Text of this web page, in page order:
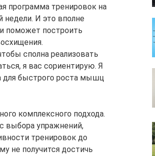
программа тренировок на
недели. И это вполне
поможет построить
сполна реализовать
я вас сориентирую. Я
для быстрого роста мышц
комплексного подхода.
выбора упражнений,
тренировок до
не получится достичь